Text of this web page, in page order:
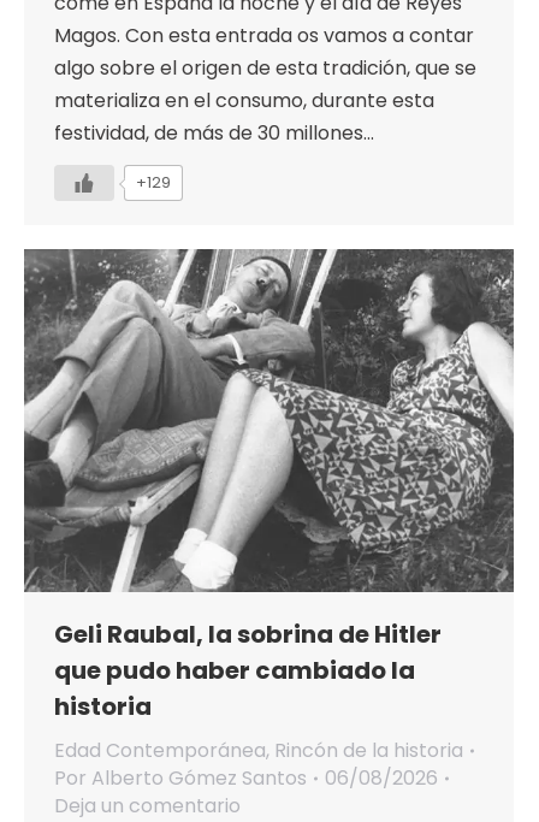
Magos. Con esta entrada os vamos a contar
algo sobre el origen de esta tradición, que se
materializa en el consumo, durante esta
festividad, de más de 30 millones…
+129
Geli Raubal, la sobrina de Hitler
que pudo haber cambiado la
historia
Edad Contemporánea, Rincón de la historia
Por Alberto Gómez Santos
06/08/2026
Deja un comentario